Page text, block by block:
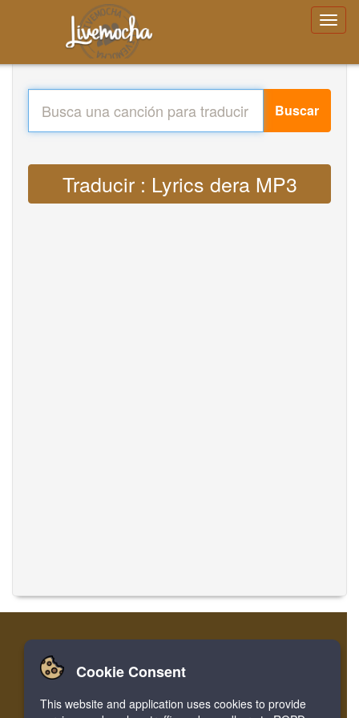
Buscar
Traducir : Lyrics dera MP3
Casa Login Registro
Facebook Twitter Bookmark
Cookie Consent
This website and application uses cookies to provide